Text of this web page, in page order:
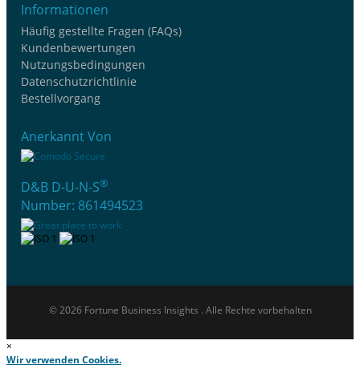
Informationen
Häufig gestellte Fragen (FAQs)
Kundenbewertungen
Nutzungsbedingungen
Datenschutzrichtlinie
Bestellvorgang
Anerkannt Von
D&B D-U-N-S®
Number: 861494523
© 2026 Fortune Business Insights . Alle Rechte vorbehalten
×
Wir verwenden Cookies.